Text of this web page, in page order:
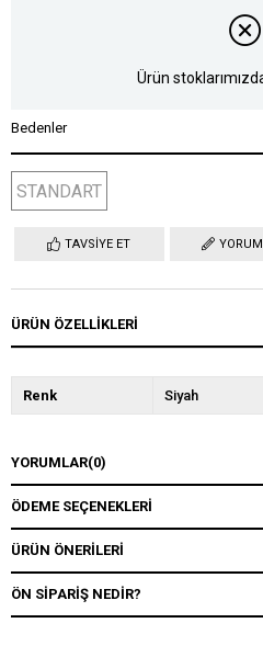
Ürün
Bedenler
STANDART
TAVSIYE ET
ÜRÜN ÖZELLIKLERI
Renk Siyah
YORUMLAR(0)
ÖDEME SEÇENEKLERI
ÜRÜN ÖNERILERI
ÖN SIPARIŞ NEDIR?